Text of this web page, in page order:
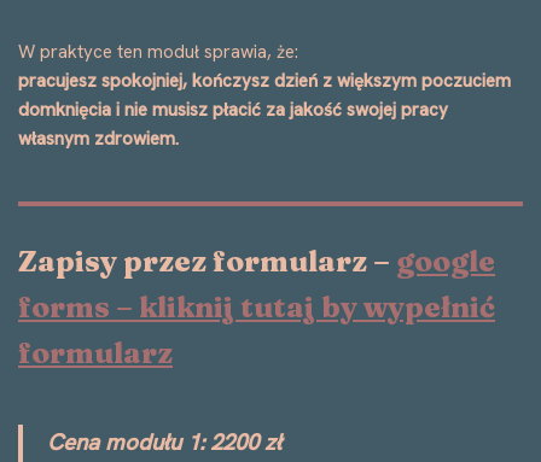
W praktyce ten moduł sprawia, że:
pracujesz spokojniej, kończysz dzień z większym poczuciem
domknięcia i nie musisz płacić za jakość swojej pracy
własnym zdrowiem.
Zapisy przez formularz – google
forms – kliknij tutaj by wypełnić
formularz
Cena modułu 1: 2200 zł